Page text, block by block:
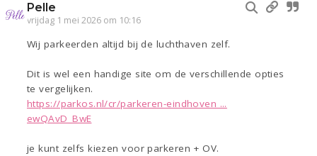
Pelle
vrijdag 1 mei 2026 om 10:16
Wij parkeerden altijd bij de luchthaven zelf.
Dit is wel een handige site om de verschillende opties
te vergelijken.
https://parkos.nl/cr/parkeren-eindhoven ...
ewQAvD_BwE
je kunt zelfs kiezen voor parkeren + OV.